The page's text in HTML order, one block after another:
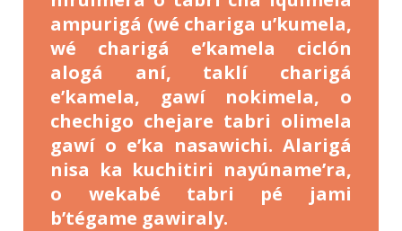
ampurigá (wé chariga u’kumela,
wé charigá e’kamela ciclón
alogá aní, taklí charigá
e’kamela, gawí nokimela, o
chechigo chejare tabri olimela
gawí o e’ka nasawichi. Alarigá
nisa ka kuchitiri nayúname’ra,
o wekabé tabri pé jami
b’tégame gawiraly.